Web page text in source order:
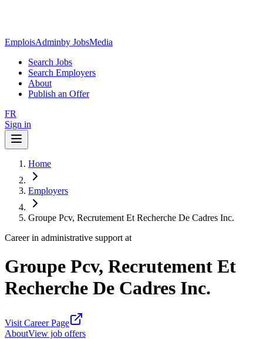
EmploisAdminby JobsMedia
Search Jobs
Search Employers
About
Publish an Offer
FR
Sign in
Home
Employers
Groupe Pcv, Recrutement Et Recherche De Cadres Inc.
Career in administrative support at
Groupe Pcv, Recrutement Et
Recherche De Cadres Inc.
Visit Career Page
AboutView job offers